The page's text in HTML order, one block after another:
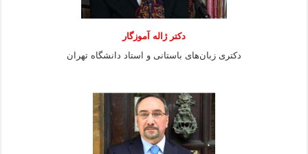
دکتر ژاله آموزگار
دکتری زبان‌های باستانی و استاد دانشگاه تهران